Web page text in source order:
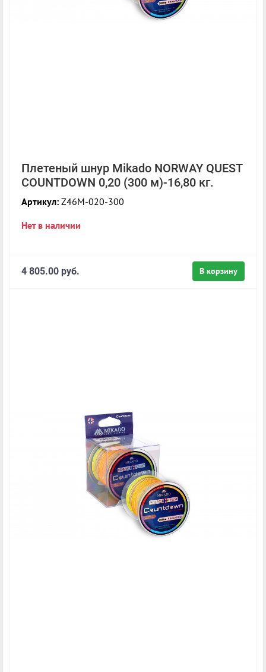
Плетеный шнур Mikado NORWAY QUEST
COUNTDOWN 0,20 (300 м)-16,80 кг.
Артикул: Z46M-020-300
Нет в наличии
В корзину
4 805.00 руб.